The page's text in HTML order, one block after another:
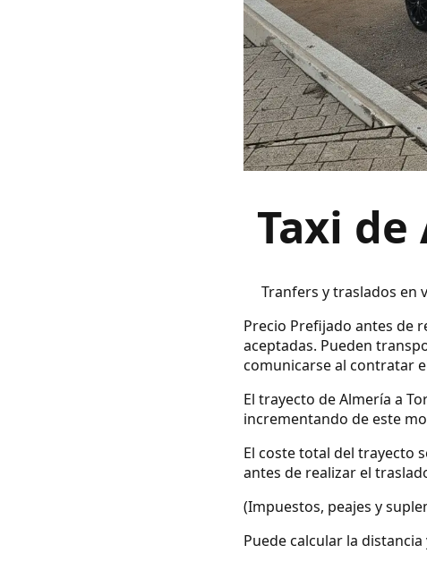
Taxi de
Tranfers y traslados en
Precio Prefijado antes de
aceptadas. Pueden
comunicarse al contratar
El trayecto de Almería a
incrementando de este
El coste total del trayecto
antes de realizar el
(Impuestos, peajes y
Puede calcular la